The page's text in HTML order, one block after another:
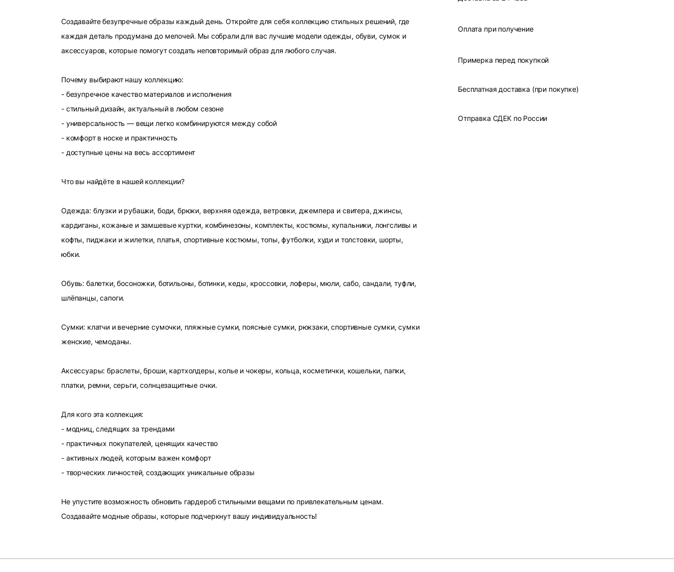
Создавайте безупречные образы каждый день. Откройте для себя коллекцию стильных решений, где
каждая деталь продумана до мелочей. Мы собрали для вас лучшие модели одежды, обуви, сумок и
аксессуаров, которые помогут создать неповторимый образ для любого случая.
Почему выбирают нашу коллекцию:
- безупречное качество материалов и исполнения
- стильный дизайн, актуальный в любом сезоне
- универсальность — вещи легко комбинируются между собой
- комфорт в носке и практичность
- доступные цены на весь ассортимент
Что вы найдёте в нашей коллекции?
Одежда: блузки и рубашки, боди, брюки, верхняя одежда, ветровки, джемпера и свитера, джинсы,
кардиганы, кожаные и замшевые куртки, комбинезоны, комплекты, костюмы, купальники, лонгсливы и
кофты, пиджаки и жилетки, платья, спортивные костюмы, топы, футболки, худи и толстовки, шорты,
юбки.
Обувь: балетки, босоножки, ботильоны, ботинки, кеды, кроссовки, лоферы, мюли, сабо, сандали, туфли,
шлёпанцы, сапоги.
Сумки: клатчи и вечерние сумочки, пляжные сумки, поясные сумки, рюкзаки, спортивные сумки, сумки
женские, чемоданы.
Аксессуары: браслеты, броши, картхолдеры, колье и чокеры, кольца, косметички, кошельки, папки,
платки, ремни, серьги, солнцезащитные очки.
Для кого эта коллекция:
- модниц, следящих за трендами
- практичных покупателей, ценящих качество
- активных людей, которым важен комфорт
- творческих личностей, создающих уникальные образы
Не упустите возможность обновить гардероб стильными вещами по привлекательным ценам.
Создавайте модные образы, которые подчеркнут вашу индивидуальность!
Оплата при получение
Примерка перед покупкой
Бесплатная доставка (при покупке)
Отправка СДЕК по России